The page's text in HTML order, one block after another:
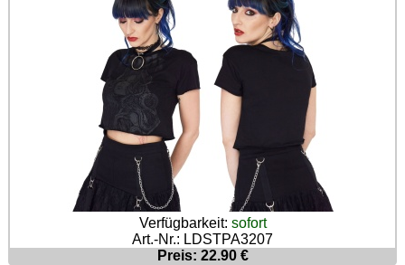
Verfügbarkeit: sofort
Art.-Nr.: LDSTPA3207
Preis: 22.90 €